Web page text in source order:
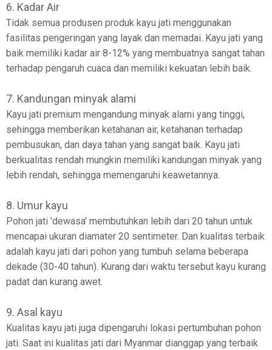
6. Kadar Air
Tidak semua produsen produk kayu jati menggunakan
fasilitas pengeringan yang layak dan memadai. Kayu jati yang
baik memiliki kadar air 8-12% yang membuatnya sangat tahan
terhadap pengaruh cuaca dan memiliki kekuatan lebih baik.
7. Kandungan minyak alami
Kayu jati premium mengandung minyak alami yang tinggi,
sehingga memberikan ketahanan air, ketahanan terhadap
pembusukan, dan daya tahan yang sangat baik. Kayu jati
berkualitas rendah mungkin memiliki kandungan minyak yang
lebih rendah, sehingga memengaruhi keawetannya.
8. Umur kayu
Pohon jati 'dewasa' membutuhkan lebih dari 20 tahun untuk
mencapai ukuran diamater 20 sentimeter. Dan kualitas terbaik
adalah kayu jati dari pohon yang tumbuh selama beberapa
dekade (30-40 tahun). Kurang dari waktu tersebut kayu kurang
padat dan kurang awet.
9. Asal kayu
Kualitas kayu jati juga dipengaruhi lokasi pertumbuhan pohon
jati. Saat ini kualitas jati dari Myanmar dianggap yang terbaik